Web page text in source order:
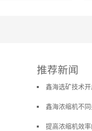
推荐新闻
鑫海选矿技术
鑫海浓缩机不
提高浓缩机效